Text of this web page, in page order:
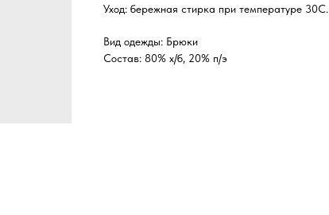
Уход: бережная стирка при температуре 30С.
Вид одежды: Брюки
Состав: 80% х/б, 20% п/э